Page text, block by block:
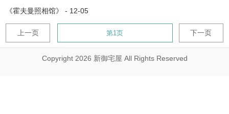
《霍夫曼照相馆》 - 12-05
上一页 下一页
Copyright 2026 新御宅屋 All Rights Reserved